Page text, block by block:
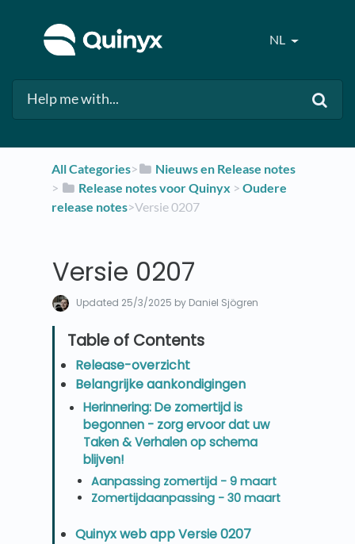
NL
All Categories​>​ ​Nieuws en Release notes
> ​
​Release notes voor Quinyx ​ > ​​Oudere
release notes​>​ Versie 0207
Versie 0207
Updated 25/3/2025 by Daniel Sjögren
Release-overzicht
Belangrijke aankondigingen
Herinnering: De zomertijd is
begonnen - zorg ervoor dat uw
Taken & Verhalen op schema
blijven!
Aanpassing zomertijd - 9 maart
Zomertijdaanpassing - 30 maart
Quinyx web app Versie 0207